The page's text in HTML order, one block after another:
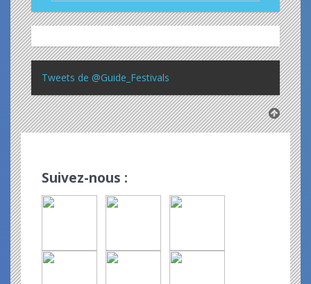
Tweets de @Guide_Festivals
Suivez-nous :